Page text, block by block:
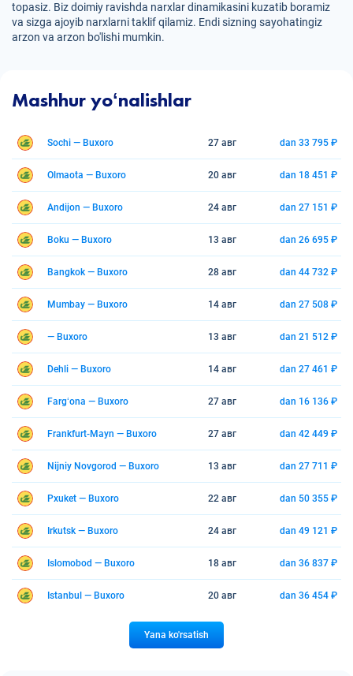
topasiz. Biz doimiy ravishda narxlar dinamikasini kuzatib boramiz
va sizga ajoyib narxlarni taklif qilamiz. Endi sizning sayohatingiz
arzon va arzon bo'lishi mumkin.
Mashhur yoʻnalishlar
Sochi — Buxoro 27 авг dan 33 795 ₽
Olmaota — Buxoro 20 авг dan 18 451 ₽
Andijon — Buxoro 24 авг dan 27 151 ₽
Boku — Buxoro 13 авг dan 26 695 ₽
Bangkok — Buxoro 28 авг dan 44 732 ₽
Mumbay — Buxoro 14 авг dan 27 508 ₽
— Buxoro 13 авг dan 21 512 ₽
Dehli — Buxoro 14 авг dan 27 461 ₽
Fargʻona — Buxoro 27 авг dan 16 136 ₽
Frankfurt-Mayn — Buxoro 27 авг dan 42 449 ₽
Nijniy Novgorod — Buxoro 13 авг dan 27 711 ₽
Pxuket — Buxoro 22 авг dan 50 355 ₽
Irkutsk — Buxoro 24 авг dan 49 121 ₽
Islomobod — Buxoro 18 авг dan 36 837 ₽
Istanbul — Buxoro 20 авг dan 36 454 ₽
Yana ko'rsatish